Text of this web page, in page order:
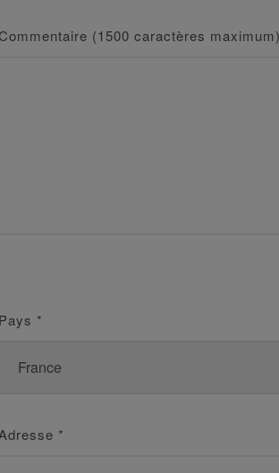
Commentaire (1500 caractères
Pays *
Adresse *